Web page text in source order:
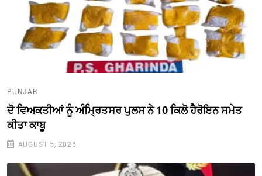
PUNJAB
ਦੋ ਵਿਅਕਤੀਆਂ ਨੂੰ ਅੰਮ੍ਰਿਤਸਰ ਪੁਲਸ ਨੇ 10 ਕਿਲੋ ਹੈਰੋਇਨ ਸਮੇਤ
ਕੀਤਾ ਕਾਬੂ
AUGUST 5, 2026